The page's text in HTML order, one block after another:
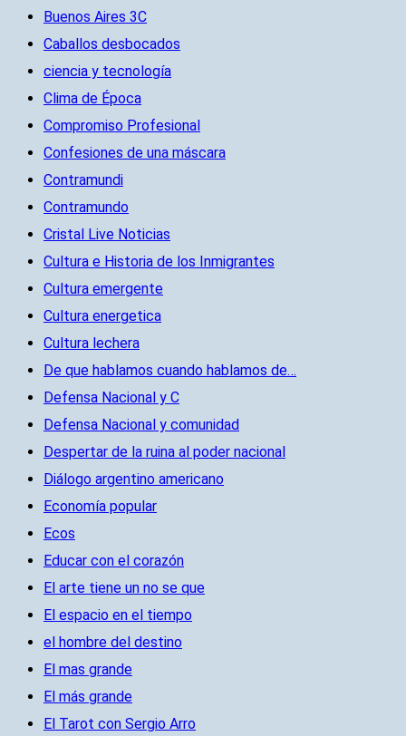
Buenos Aires 3C
Caballos desbocados
ciencia y tecnología
Clima de Época
Compromiso Profesional
Confesiones de una máscara
Contramundi
Contramundo
Cristal Live Noticias
Cultura e Historia de los Inmigrantes
Cultura emergente
Cultura energetica
Cultura lechera
De que hablamos cuando hablamos de…
Defensa Nacional y C
Defensa Nacional y comunidad
Despertar de la ruina al poder nacional
Diálogo argentino americano
Economía popular
Ecos
Educar con el corazón
El arte tiene un no se que
El espacio en el tiempo
el hombre del destino
El mas grande
El más grande
El Tarot con Sergio Arro